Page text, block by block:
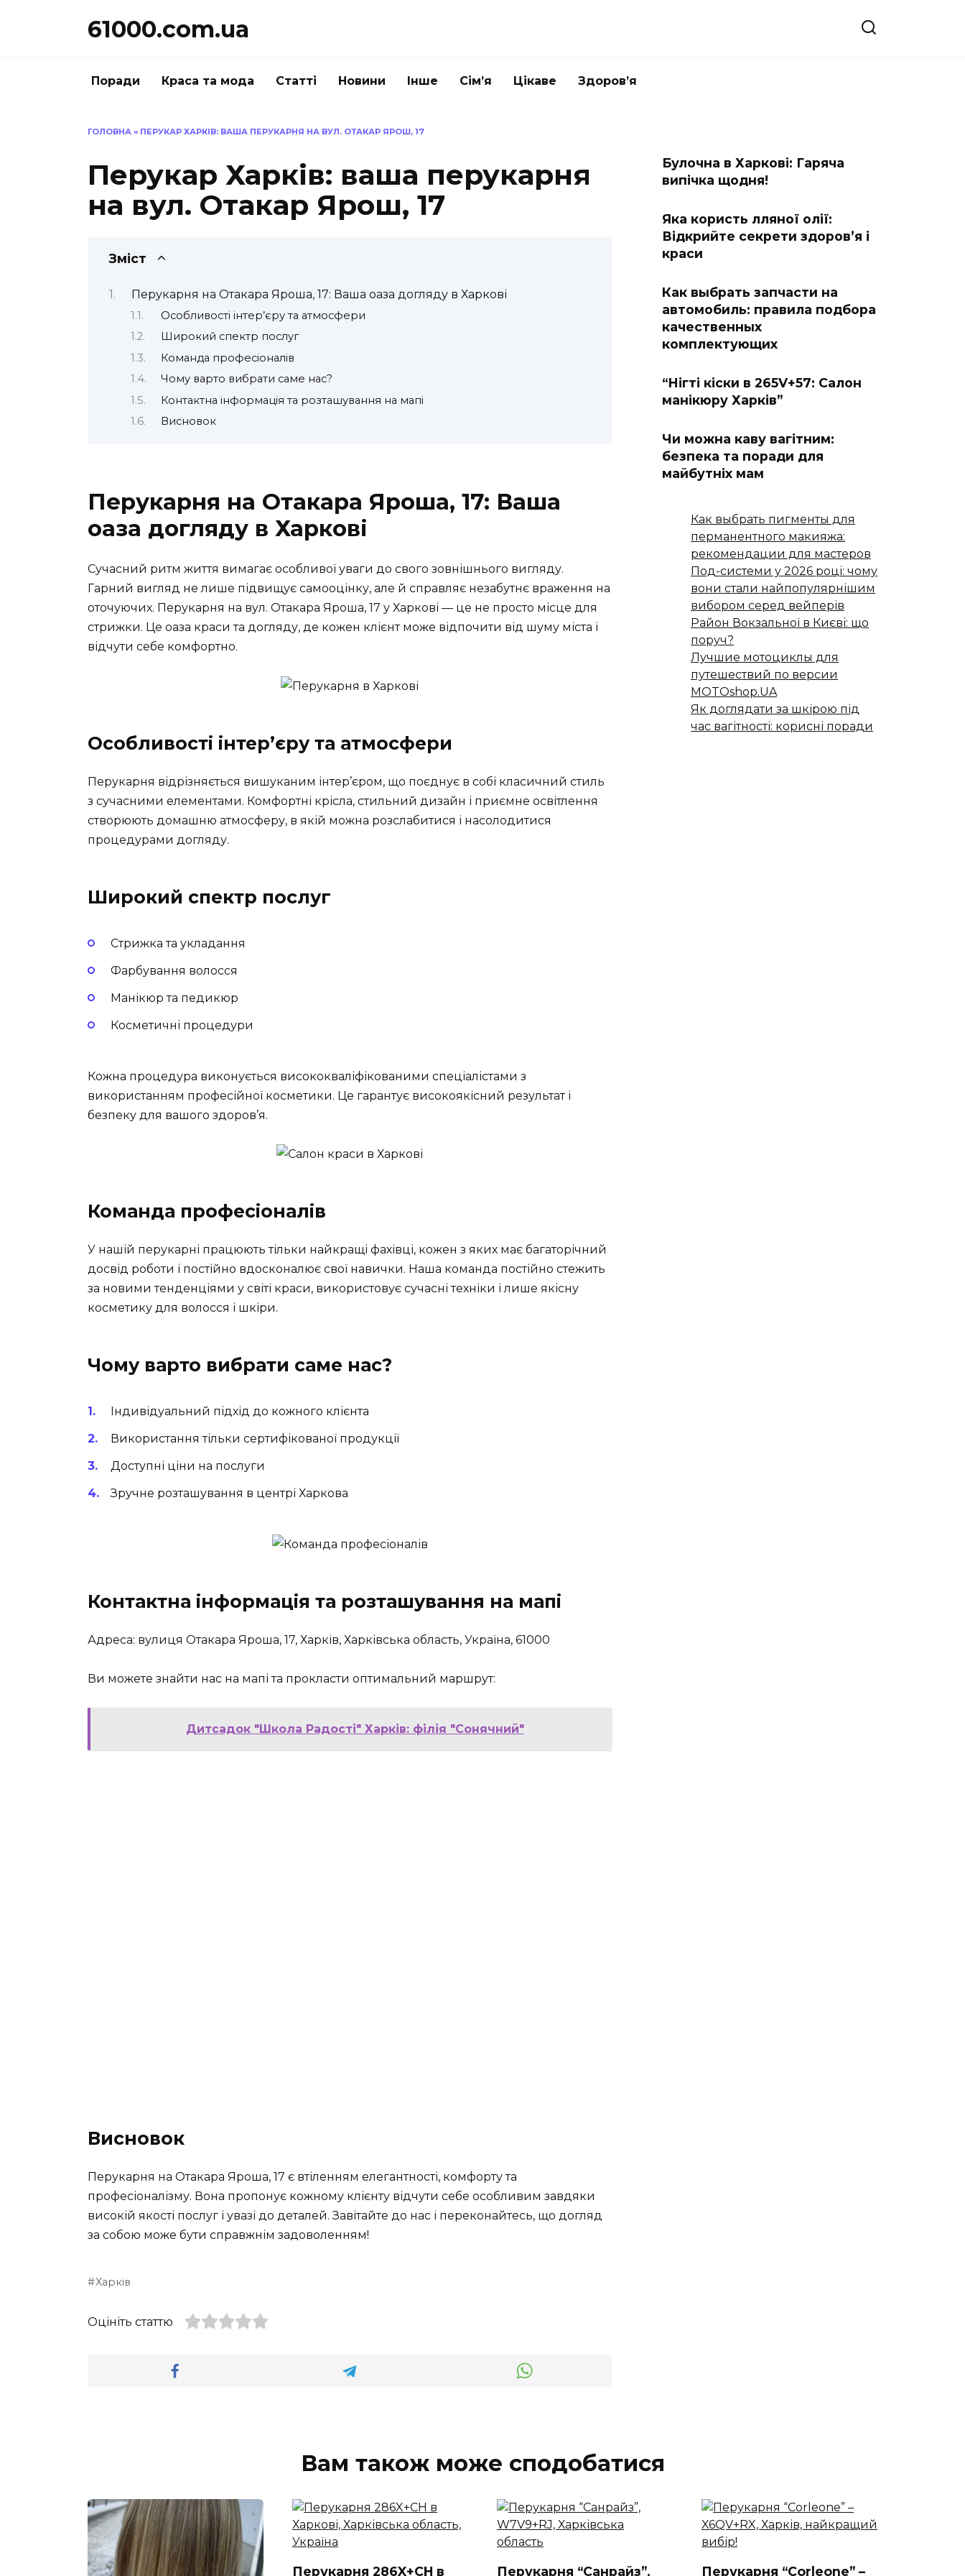
61000.com.ua
Поради Краса та мода Статті Новини Інше Сім’я Цікаве Здоров’я
ГОЛОВНА » ПЕРУКАР ХАРКІВ: ВАША ПЕРУКАРНЯ НА ВУЛ. ОТАКАР ЯРОШ, 17
Перукар Харків: ваша перукарня
на вул. Отакар Ярош, 17
Зміст
Перукарня на Отакара Яроша, 17: Ваша оаза догляду в Харкові
Особливості інтер’єру та атмосфери
Широкий спектр послуг
Команда професіоналів
Чому варто вибрати саме нас?
Контактна інформація та розташування на мапі
Висновок
Перукарня на Отакара Яроша, 17: Ваша
оаза догляду в Харкові
Сучасний ритм життя вимагає особливої уваги до свого зовнішнього вигляду.
Гарний вигляд не лише підвищує самооцінку, але й справляє незабутнє враження на
оточуючих. Перукарня на вул. Отакара Яроша, 17 у Харкові — це не просто місце для
стрижки. Це оаза краси та догляду, де кожен клієнт може відпочити від шуму міста і
відчути себе комфортно.
Особливості інтер’єру та атмосфери
Перукарня відрізняється вишуканим інтер’єром, що поєднує в собі класичний стиль
з сучасними елементами. Комфортні крісла, стильний дизайн і приємне освітлення
створюють домашню атмосферу, в якій можна розслабитися і насолодитися
процедурами догляду.
Широкий спектр послуг
Стрижка та укладання
Фарбування волосся
Манікюр та педикюр
Косметичні процедури
Кожна процедура виконується висококваліфікованими спеціалістами з
використанням професійної косметики. Це гарантує високоякісний результат і
безпеку для вашого здоров’я.
Команда професіоналів
У нашій перукарні працюють тільки найкращі фахівці, кожен з яких має багаторічний
досвід роботи і постійно вдосконалює свої навички. Наша команда постійно стежить
за новими тенденціями у світі краси, використовує сучасні техніки і лише якісну
косметику для волосся і шкіри.
Чому варто вибрати саме нас?
Індивідуальний підхід до кожного клієнта
Використання тільки сертифікованої продукції
Доступні ціни на послуги
Зручне розташування в центрі Харкова
Контактна інформація та розташування на мапі
Адреса: вулиця Отакара Яроша, 17, Харків, Харківська область, Україна, 61000
Ви можете знайти нас на мапі та прокласти оптимальний маршрут:
Дитсадок "Школа Радості" Харків: філія "Сонячний"
Висновок
Перукарня на Отакара Яроша, 17 є втіленням елегантності, комфорту та
професіоналізму. Вона пропонує кожному клієнту відчути себе особливим завдяки
високій якості послуг і увазі до деталей. Завітайте до нас і переконайтесь, що догляд
за собою може бути справжнім задоволенням!
Харків
Оцініть статтю
Булочна в Харкові: Гаряча
випічка щодня!
Яка користь лляної олії:
Відкрийте секрети здоров’я і
краси
Как выбрать запчасти на
автомобиль: правила подбора
качественных
комплектующих
“Нігті кіски в 265V+57: Салон
манікюру Харків”
Чи можна каву вагітним:
безпека та поради для
майбутніх мам
Как выбрать пигменты для
перманентного макияжа:
рекомендации для мастеров
Под-системи у 2026 році: чому
вони стали найпопулярнішим
вибором серед вейперів
Район Вокзальної в Києві: що
поруч?
Лучшие мотоциклы для
путешествий по версии
MOTOshop.UA
Як доглядати за шкірою під
час вагітності: корисні поради
Вам також може сподобатися
Перукарня 286X+CH в Перукарня “Санрайз”, Перукарня “Corleone” –